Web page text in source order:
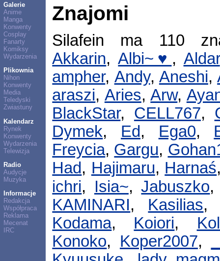
Galerie
Anime
Manga
Konwenty
Cosplay
Fanarty
Komiksy
Wydarzenia
Plikownia
Nihon
Konwenty
Media
Teledyski
Zwiastuny
Kalendarz
Rynek
Konwenty
Wydarzenia
Telewizja
Radio
Audycje
Muzyka
Informacje
Redakcja
Współpraca
Reklama
Mecenat
IRC
Znajomi
Silafein ma 110
Akkarin,Albi~♥ , Aldar
ampher, Andy, Aneshi,
araszi, Aries,Arw,
BlackStar, CELL767,
Dymek, Ed, Ega0,
Freycia, Gargu,
Had, Hajimaru, Harnaś
ichri, Isia~,Jabuszko
KAMINARI, Kasilias
Kodama, Koiori,
Konoko, Koper2007,